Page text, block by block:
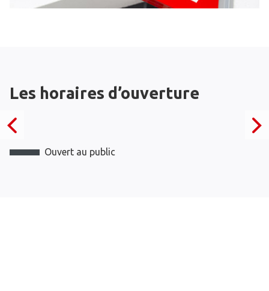
Les horaires d’ouverture
Ouvert au public